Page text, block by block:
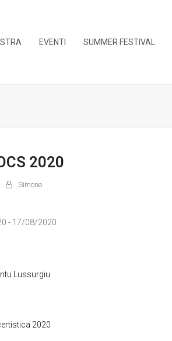
EVENTI SUMMER FESTIVAL
2020
Simone
- 17/08/2020
Lussurgiu
2020